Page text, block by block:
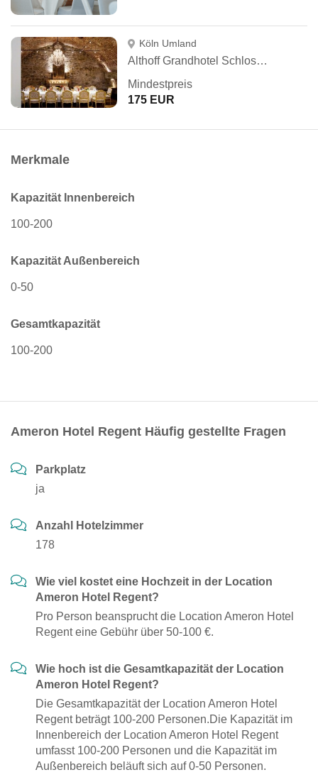
Köln Umland
Althoff Grandhotel Schloss Bensberg
Mindestpreis
175 EUR
Merkmale
Kapazität Innenbereich
100-200
Kapazität Außenbereich
0-50
Gesamtkapazität
100-200
Ameron Hotel Regent Häufig gestellte Fragen
Parkplatz
ja
Anzahl Hotelzimmer
178
Wie viel kostet eine Hochzeit in der Location
Ameron Hotel Regent?
Pro Person beansprucht die Location Ameron Hotel
Regent eine Gebühr über 50-100 €.
Wie hoch ist die Gesamtkapazität der Location
Ameron Hotel Regent?
Die Gesamtkapazität der Location Ameron Hotel
Regent beträgt 100-200 Personen.Die Kapazität im
Innenbereich der Location Ameron Hotel Regent
umfasst 100-200 Personen und die Kapazität im
Außenbereich beläuft sich auf 0-50 Personen.